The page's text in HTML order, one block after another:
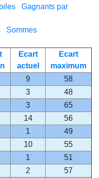
Gagnants par
Sommes
Ecart
actuel
Ecart
maximum
9
58
3
48
3
65
14
56
1
49
10
55
1
51
2
57